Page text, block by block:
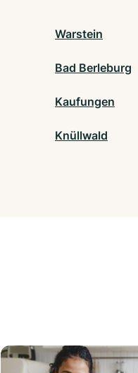
Warstein
Bad Berleburg
Kaufungen
Knüllwald